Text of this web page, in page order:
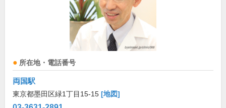
所在地・電話番号
両国駅
東京都墨田区緑1丁目15-15 [地図]